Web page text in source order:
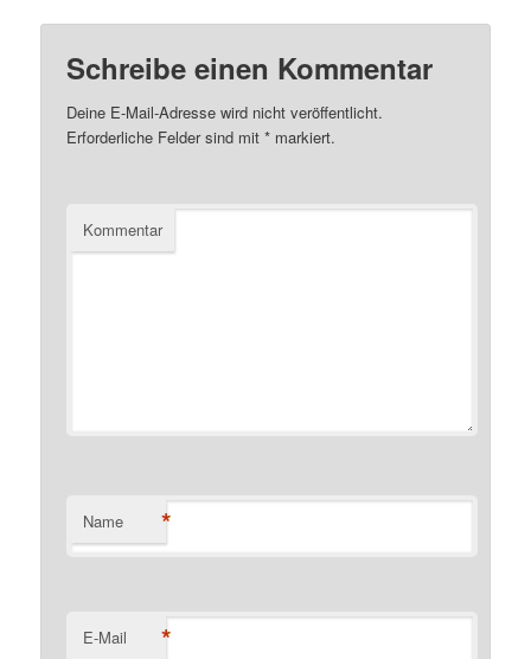
Schreibe einen Kommentar
Deine E-Mail-Adresse wird nicht veröffentlicht.
Erforderliche Felder sind mit* markiert.
Kommentar
Name *
E-Mail *